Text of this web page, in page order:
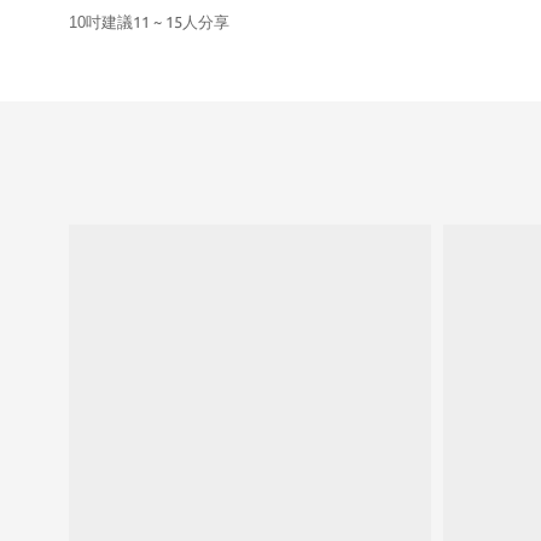
10吋建議11 ~ 15人分享